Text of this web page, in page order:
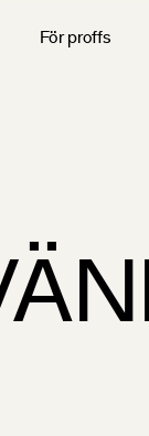
För proffs